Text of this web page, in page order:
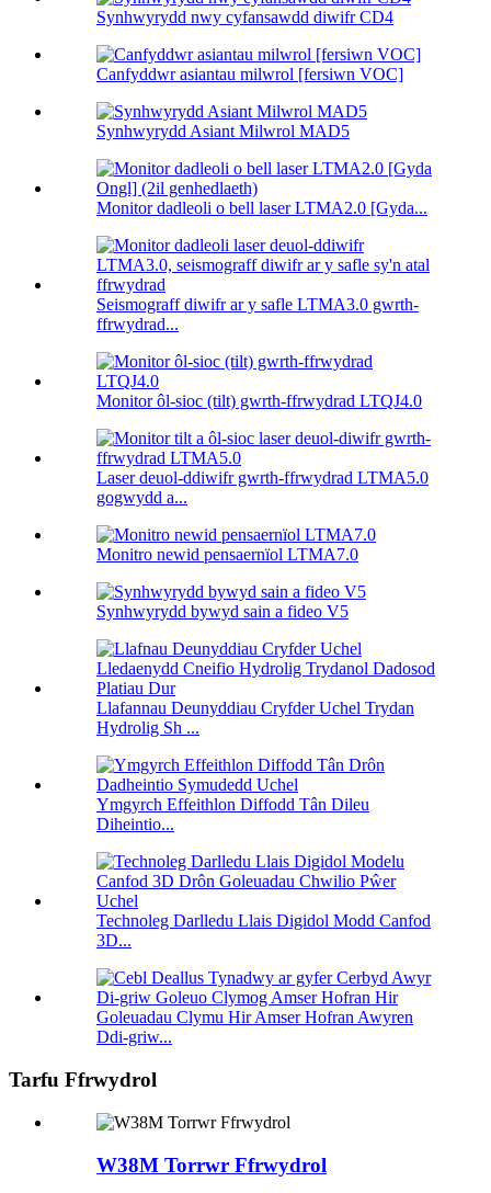
Synhwyrydd nwy cyfansawdd diwifr CD4
Canfyddwr asiantau milwrol [fersiwn VOC]
Synhwyrydd Asiant Milwrol MAD5
Monitor dadleoli o bell laser LTMA2.0 [Gyda...
Seismograff diwifr ar y safle LTMA3.0 gwrth-
ffrwydrad...
Monitor ôl-sioc (tilt) gwrth-ffrwydrad LTQJ4.0
Laser deuol-ddiwifr gwrth-ffrwydrad LTMA5.0
gogwydd a...
Monitro newid pensaernïol LTMA7.0
Synhwyrydd bywyd sain a fideo V5
Llafannau Deunyddiau Cryfder Uchel Trydan
Hydrolig Sh ...
Ymgyrch Effeithlon Diffodd Tân Dileu
Diheintio...
Technoleg Darlledu Llais Digidol Modd Canfod
3D...
Goleuadau Clymu Hir Amser Hofran Awyren
Ddi-griw...
Tarfu Ffrwydrol
W38M Torrwr Ffrwydrol